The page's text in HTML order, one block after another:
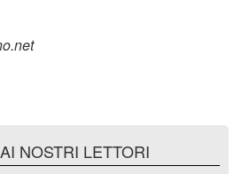
NOSTRI LETTORI